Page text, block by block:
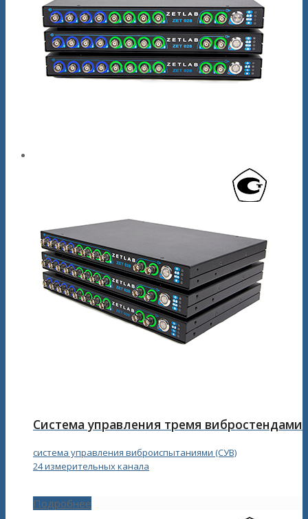
Система управления тремя вибростендами
система управления виброиспытаниями (СУВ)
24 измерительных канала
Подробнее